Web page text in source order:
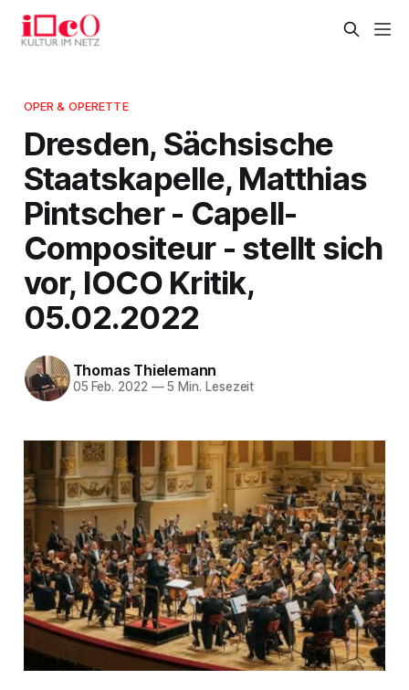
OPER & OPERETTE
Dresden, Sächsische
Staatskapelle, Matthias
Pintscher - Capell-
Compositeur - stellt sich
vor, IOCO Kritik,
05.02.2022
Thomas Thielemann
05 Feb. 2022 —5 Min. Lesezeit